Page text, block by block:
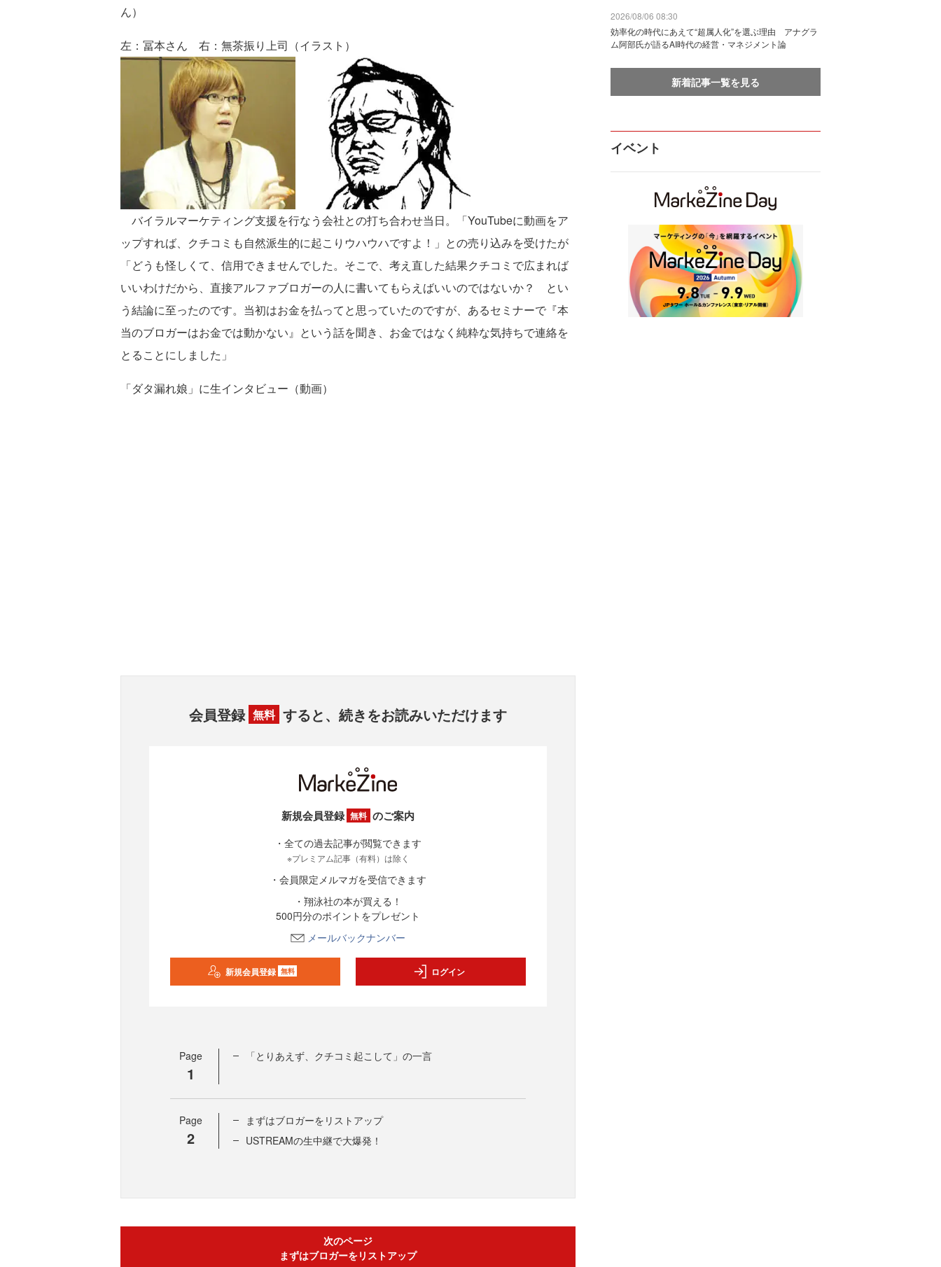
ん）
左：冨本さん 右：無茶振り上司（イラスト）
バイラルマーケティング支援を行なう会社との打ち合わせ当日。「YouTubeに動画をア
ップすれば、クチコミも自然派生的に起こりウハウハですよ！」との売り込みを受けたが
「どうも怪しくて、信用できませんでした。そこで、考え直した結果クチコミで広まれば
いいわけだから、直接アルファブロガーの人に書いてもらえばいいのではないか？ とい
う結論に至ったのです。当初はお金を払ってと思っていたのですが、あるセミナーで『本
当のブロガーはお金では動かない』という話を聞き、お金ではなく純粋な気持ちで連絡を
とることにしました」
「ダタ漏れ娘」に生インタビュー（動画）
会員登録 無料 すると、続きをお読みいただけます
新規会員登録 無料 のご案内
・全ての過去記事が閲覧できます
※プレミアム記事（有料）は除く
・会員限定メルマガを受信できます
・翔泳社の本が買える！
500円分のポイントをプレゼント
メールバックナンバー
新規会員登録 無料 ログイン
Page
1
「とりあえず、クチコミ起こして」の一言
Page
2
まずはブロガーをリストアップ
USTREAMの生中継で大爆発！
次のページ
まずはブロガーをリストアップ
2026/08/06 08:30
効率化の時代にあえて“超属人化”を選ぶ理由 アナグラ
ム阿部氏が語るAI時代の経営・マネジメント論
新着記事一覧を見る
イベント